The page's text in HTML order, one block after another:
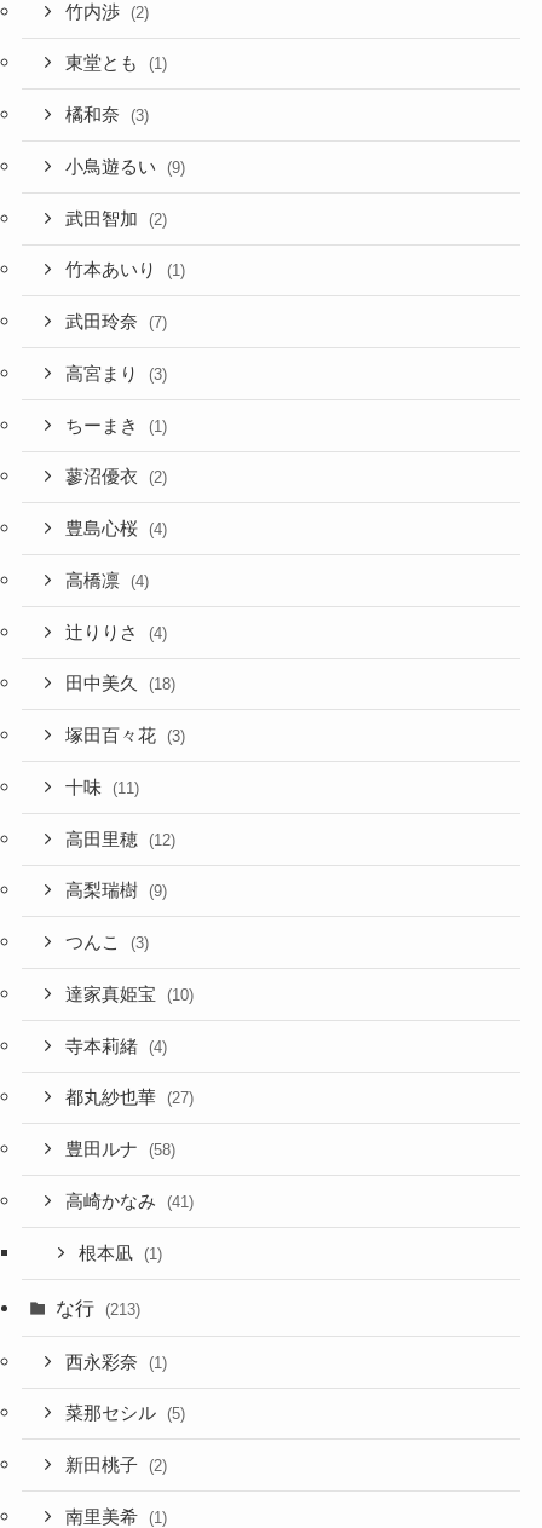
竹内渉 (2)
東堂とも (1)
橘和奈 (3)
小鳥遊るい (9)
武田智加 (2)
竹本あいり (1)
武田玲奈 (7)
高宮まり (3)
ちーまき (1)
蓼沼優衣 (2)
豊島心桜 (4)
高橋凛 (4)
辻りりさ (4)
田中美久 (18)
塚田百々花 (3)
十味 (11)
高田里穂 (12)
高梨瑞樹 (9)
つんこ (3)
達家真姫宝 (10)
寺本莉緒 (4)
都丸紗也華 (27)
豊田ルナ (58)
高崎かなみ (41)
根本凪 (1)
な行 (213)
西永彩奈 (1)
菜那セシル (5)
新田桃子 (2)
南里美希 (1)